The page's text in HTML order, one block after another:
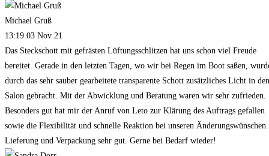
Michael Gruß
13:19 03 Nov 21
Das Steckschott mit gefrästen Lüftungsschlitzen hat uns schon viel Freude
bereitet. Gerade in den letzten Tagen, wo wir bei Regen im Boot saßen,
durch das sehr sauber gearbeitete transparente Schott zusätzliches Licht in den
Salon gebracht. Mit der Abwicklung und Beratung waren wir sehr zufrieden.
Besonders gut hat mir der Anruf von Leto zur Klärung des Auftrags gefallen
sowie die Flexibilität und schnelle Reaktion bei unseren Änderungswünschen.
Lieferung und Verpackung sehr gut. Gerne bei Bedarf wieder!